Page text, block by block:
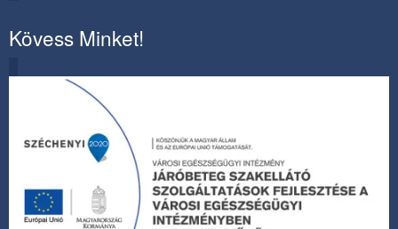
Kövess Minket!